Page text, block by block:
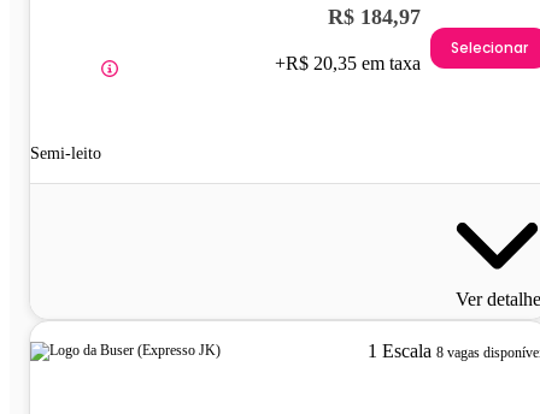
Semi-leito
R$ 184,97
+R$ 20,35 em taxa
Selecionar
Ver
1 Escala 8 vagas